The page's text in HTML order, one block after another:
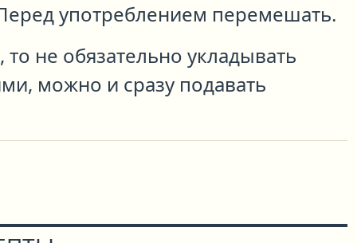
употреблением перемешать.
то не обязательно укладывать
можно и сразу подавать